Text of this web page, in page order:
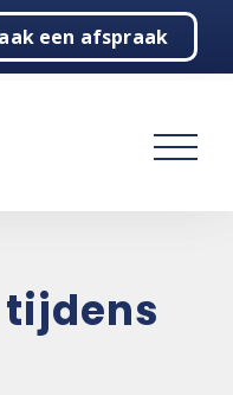
een afspraak